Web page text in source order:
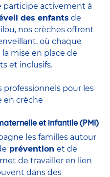
participe activement à
des enfants de
nos crèches offrent
où chaque
mise en place de
et inclusifs.
professionnels pour les
en crèche
et infantile (PMI)
les familles autour
prévention et de
de travailler en lien
dans des